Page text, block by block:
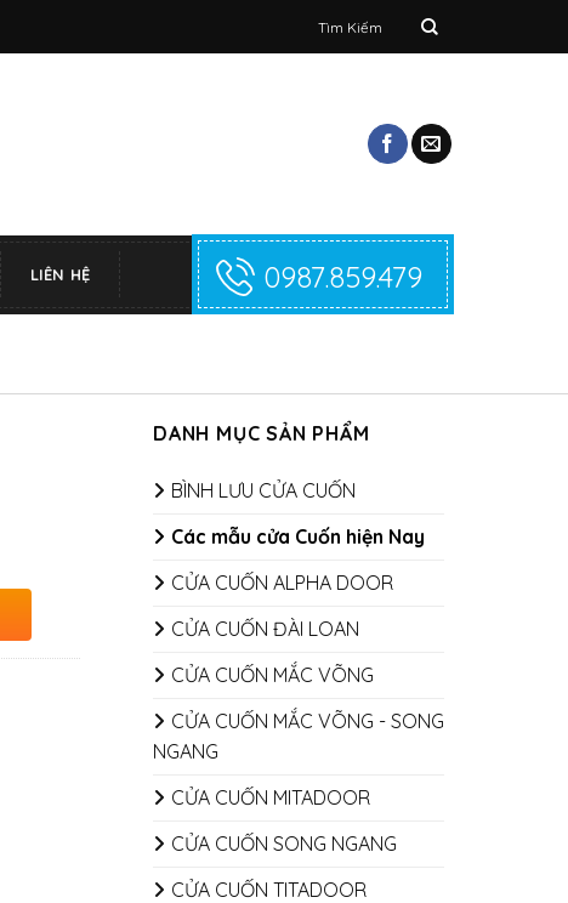
kiếm:
LIÊN HỆ 0987.859.479
DANH MỤC SẢN PHẨM
BÌNH LƯU CỬA CUỐN
Các mẫu cửa Cuốn hiện Nay
CỬA CUỐN ALPHA DOOR
CỬA CUỐN ĐÀI LOAN
CỬA CUỐN MẮC VÕNG
CỬA CUỐN MẮC VÕNG - SONG
NGANG
CỬA CUỐN MITADOOR
CỬA CUỐN SONG NGANG
CỬA CUỐN TITADOOR